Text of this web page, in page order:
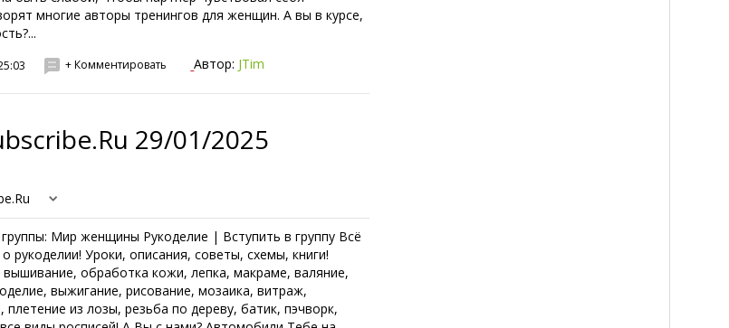
многие авторы тренингов для женщин. А вы в курсе,
+ Комментировать Автор: JTim
29/01/2025
Мир женщины Рукоделие | Вступить в группу Всё
рукоделии! Уроки, описания, советы, схемы, книги!
обработка кожи, лепка, макраме, валяние,
выжигание, рисование, мозаика, витраж,
плетение из лозы, резьба по дереву, батик, пэчворк,